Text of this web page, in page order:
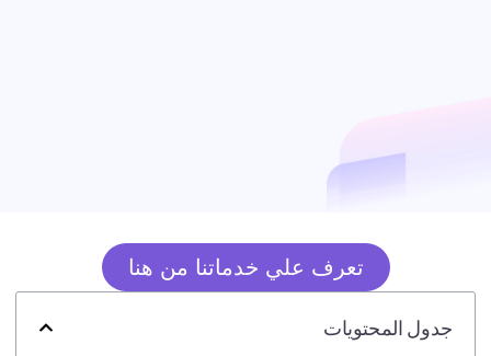
تعرف علي خدماتنا من هنا
جدول المحتويات